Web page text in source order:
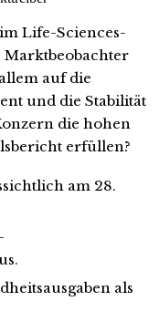
Life-Sciences-
Marktbeobachter
auf die
und die Stabilität
die hohen
erfüllen?
am 28.
als